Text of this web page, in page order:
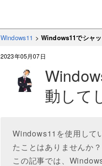
Windows11 > Windows11でシャ
2023年05月07日
動して
Windows11を使用して
たことはありませんか
この記事では、